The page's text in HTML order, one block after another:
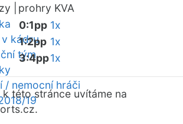
v kádru
tým
/ nemocní hráči
19
|
prohry KVA
0:1pp 1x
1:2pp 1x
3:4pp1x
této stránce uvítáme na